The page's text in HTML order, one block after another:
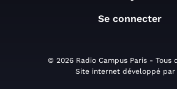
Se connecter
© 2026 Radio Campus Paris - Tous
Site internet développé par